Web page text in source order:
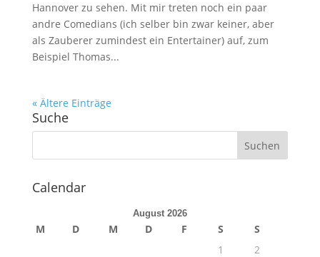
Hannover zu sehen. Mit mir treten noch ein paar
andre Comedians (ich selber bin zwar keiner, aber
als Zauberer zumindest ein Entertainer) auf, zum
Beispiel Thomas...
« Ältere Einträge
Suche
Calendar
August 2026
M D M D F S
S
1
2